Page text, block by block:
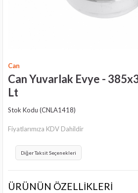
Can
Can Yuvarlak Evye -
Lt
Stok Kodu (CNLA1418)
Fiyatlarımıza KDV Dahildir
Diğer Taksit Seçenekleri
ÜRÜNÜN ÖZELLİKLERİ